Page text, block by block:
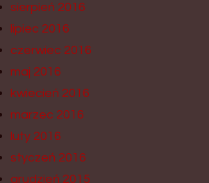
sierpień 2016
lipiec 2016
czerwiec 2016
maj 2016
kwiecień 2016
marzec 2016
luty 2016
styczeń 2016
grudzień 2015